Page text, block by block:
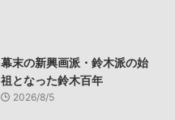
幕末の新興画派・鈴木派の始
祖となった鈴木百年
2026/8/5